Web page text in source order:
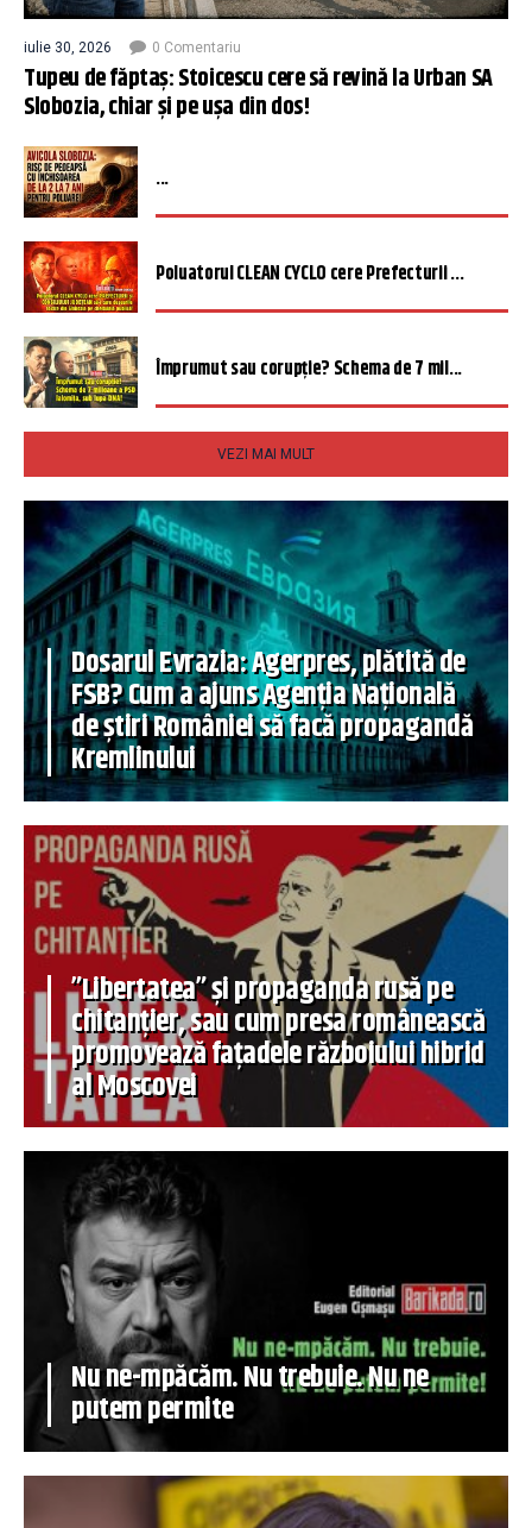
iulie 30, 2026 0 Comentariu
Tupeu de făptaș: Stoicescu cere să revină la Urban SA
Slobozia, chiar și pe ușa din dos!
...
Poluatorul CLEAN CYCLO cere Prefecturii ...
Împrumut sau corupție? Schema de 7 mil...
VEZI MAI MULT
Dosarul Evrazia: Agerpres, plătită de
FSB? Cum a ajuns Agenția Națională
de știri României să facă propagandă
Kremlinului
”Libertatea” și propaganda rusă pe
chitanțier, sau cum presa românească
promovează fațadele războiului hibrid
al Moscovei
Nu ne-mpăcăm. Nu trebuie. Nu ne
putem permite